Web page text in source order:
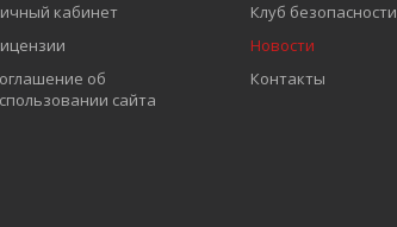
кабинет
об
сайта
Клуб безопасности
Новости
Контакты